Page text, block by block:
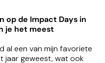
op de Impact Days in
je het meest
al een van mijn favoriete
jaar geweest, wat ook